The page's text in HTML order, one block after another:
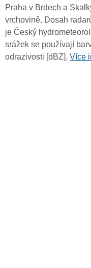
Praha v Brdech a
vrchovině. Dosah
je Český
srážek se používají
odrazivosti [dBZ]. Více